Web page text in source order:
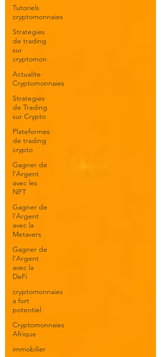
Tutoriels
cryptomonnaies
Strategies
de trading
sur
cryptomon
Actualite
Cryptomonnaies
Strategies
de Trading
sur Crypto
Plateformes
de trading
crypto
Gagner de
l'Argent
avec les
NFT
Gagner de
l'Argent
avec la
Metavers
Gagner de
l'Argent
avec la
DeFi
cryptomonnaies
a fort
potentiel
Cryptomonnaies
Afrique
immobilier